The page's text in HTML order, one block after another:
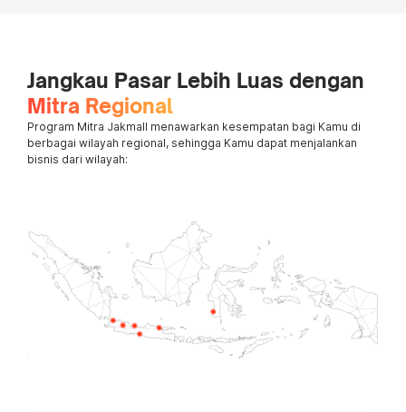
Jangkau Pasar Lebih Luas dengan
Mitra Regional
Program Mitra Jakmall menawarkan kesempatan bagi Kamu di
berbagai wilayah regional, sehingga Kamu dapat menjalankan
bisnis dari wilayah: